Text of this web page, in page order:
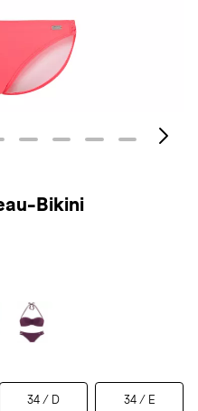
Bikini
34 / D 34 / E